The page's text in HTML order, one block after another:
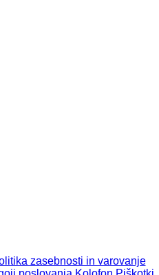
zasebnosti in varovanje